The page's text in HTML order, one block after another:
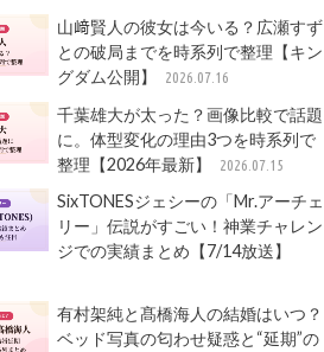
山﨑賢人の彼女は今いる？広瀬すず
との破局までを時系列で整理【キン
グダム公開】
2026.07.16
千葉雄大が太った？画像比較で話題
に。体型変化の理由3つを時系列で
整理【2026年最新】
2026.07.15
SixTONESジェシーの「Mr.アーチェ
リー」伝説がすごい！神業チャレン
ジでの実績まとめ【7/14放送】
有村架純と髙橋海人の結婚はいつ？
ベッド写真の匂わせ疑惑と“延期”の